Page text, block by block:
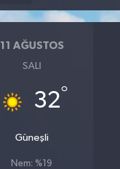
11 AĞUSTOS
SALI
32°
Güneşli
Nem: %19